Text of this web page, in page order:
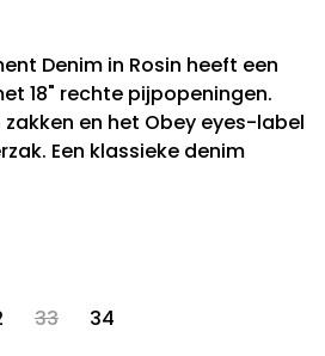
Denim in Rosin heeft een
18" rechte pijpopeningen.
en het Obey eyes-label
Een klassieke denim
33 34